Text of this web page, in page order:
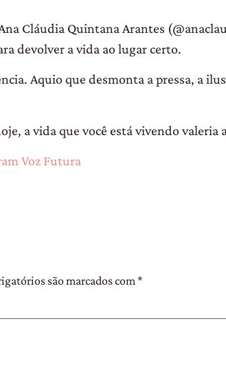
Cláudia Quintana Arantes
devolver a vida ao lugar certo.
Aquio que desmonta a pressa, a
a vida que você está vivendo valeria
Voz Futura
são marcados com *